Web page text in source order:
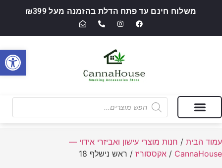
משלוח חינם עד פתח הדלת בהזמנה מעל ₪399
עמוד הבית / חנות מוצרי עישון ואביזרי אידוי —
CannaHouse
/ אקססוריז / ראש נישלף 18
פתח